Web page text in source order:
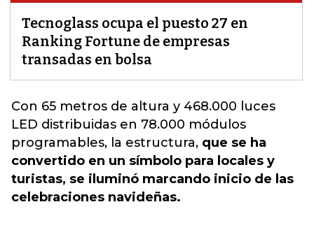
Tecnoglass ocupa el puesto 27 en
Ranking Fortune de empresas
transadas en bolsa
Con 65 metros de altura y 468.000 luces
LED distribuidas en 78.000 módulos
programables, la estructura, que se ha
convertido en un símbolo para locales y
turistas, se iluminó marcando inicio de las
celebraciones navideñas.